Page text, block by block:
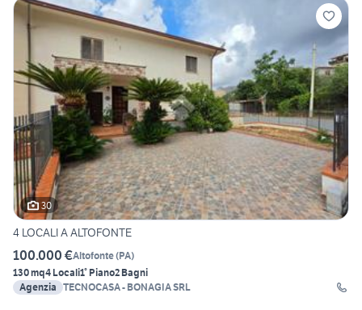
30
4 LOCALI A ALTOFONTE
100.000 €Altofonte(PA)
130 mq4 Locali1° Piano2 Bagni
Agenzia TECNOCASA - BONAGIA SRL